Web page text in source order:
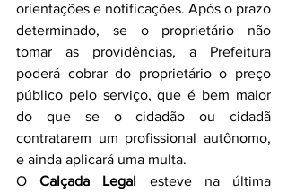
orientações e notificações. Após o prazo
determinado, se o proprietário não
tomar as providências, a Prefeitura
poderá cobrar do proprietário o preço
público pelo serviço, que é bem maior
do que se o cidadão ou cidadã
contratarem um profissional autônomo,
e ainda aplicará uma multa.
O Calçada Legal esteve na última